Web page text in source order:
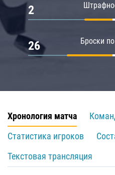
2
Броски
26
Хронология матча
Статистика игроков
Текстовая трансляция